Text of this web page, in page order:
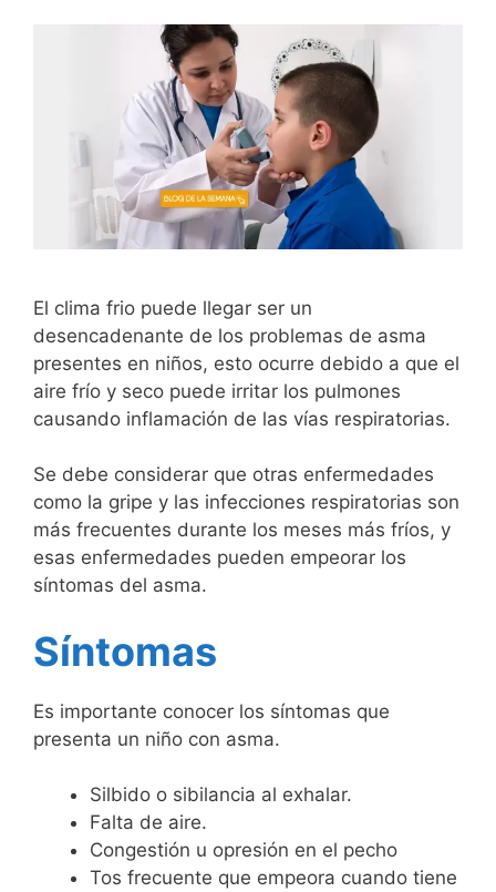
El clima frio puede llegar ser un
desencadenante de los problemas de asma
presentes en niños, esto ocurre debido a que el
aire frío y seco puede irritar los pulmones
causando inflamación de las vías respiratorias.
Se debe considerar que otras enfermedades
como la gripe y las infecciones respiratorias son
más frecuentes durante los meses más fríos, y
esas enfermedades pueden empeorar los
síntomas del asma.
Síntomas
Es importante conocer los síntomas que
presenta un niño con asma.
Silbido o sibilancia al exhalar.
Falta de aire.
Congestión u opresión en el pecho
Tos frecuente que empeora cuando tiene